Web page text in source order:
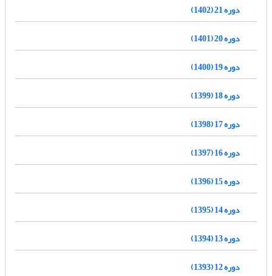
دوره 21 (1402)
دوره 20 (1401)
دوره 19 (1400)
دوره 18 (1399)
دوره 17 (1398)
دوره 16 (1397)
دوره 15 (1396)
دوره 14 (1395)
دوره 13 (1394)
دوره 12 (1393)